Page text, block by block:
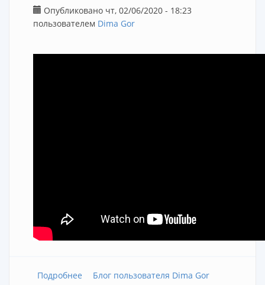
Опубликовано чт, 02/06/2020 - 18:23
пользователем Dima Gor
Подробнее о Подтягивания на турнике узким хватом.
Блог пользователя Dima Gor